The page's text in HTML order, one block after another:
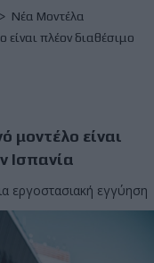
Νέα Μοντέλα
είναι πλέον διαθέσιμο
μοντέλο είναι
Ισπανία
εργοστασιακή εγγύηση